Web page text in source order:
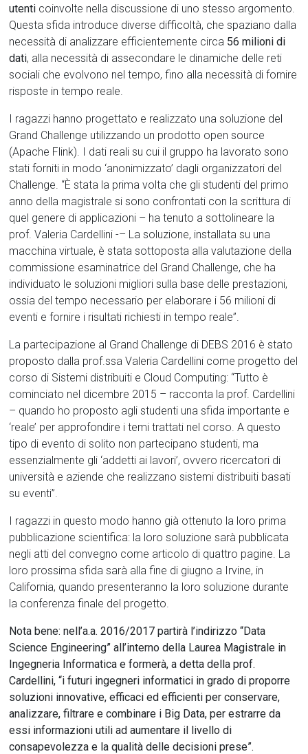
utenti coinvolte nella discussione di uno stesso argomento.
Questa sfida introduce diverse difficoltà, che spaziano dalla
necessità di analizzare efficientemente circa 56 milioni di
dati, alla necessità di assecondare le dinamiche delle reti
sociali che evolvono nel tempo, fino alla necessità di fornire
risposte in tempo reale.
I ragazzi hanno progettato e realizzato una soluzione del
Grand Challenge utilizzando un prodotto open source
(Apache Flink). I dati reali su cui il gruppo ha lavorato sono
stati forniti in modo ‘anonimizzato’ dagli organizzatori del
Challenge. “È stata la prima volta che gli studenti del primo
anno della magistrale si sono confrontati con la scrittura di
quel genere di applicazioni – ha tenuto a sottolineare la
prof. Valeria Cardellini -– La soluzione, installata su una
macchina virtuale, è stata sottoposta alla valutazione della
commissione esaminatrice del Grand Challenge, che ha
individuato le soluzioni migliori sulla base delle prestazioni,
ossia del tempo necessario per elaborare i 56 milioni di
eventi e fornire i risultati richiesti in tempo reale”.
La partecipazione al Grand Challenge di DEBS 2016 è stato
proposto dalla prof.ssa Valeria Cardellini come progetto del
corso di Sistemi distribuiti e Cloud Computing: “Tutto è
cominciato nel dicembre 2015 – racconta la prof. Cardellini
– quando ho proposto agli studenti una sfida importante e
‘reale’ per approfondire i temi trattati nel corso. A questo
tipo di evento di solito non partecipano studenti, ma
essenzialmente gli ‘addetti ai lavori’, ovvero ricercatori di
università e aziende che realizzano sistemi distribuiti basati
su eventi”.
I ragazzi in questo modo hanno già ottenuto la loro prima
pubblicazione scientifica: la loro soluzione sarà pubblicata
negli atti del convegno come articolo di quattro pagine. La
loro prossima sfida sarà alla fine di giugno a Irvine, in
California, quando presenteranno la loro soluzione durante
la conferenza finale del progetto.
Nota bene: nell’a.a. 2016/2017 partirà l’indirizzo “Data
Science Engineering” all’interno della Laurea Magistrale in
Ingegneria Informatica e formerà, a detta della prof.
Cardellini, “i futuri ingegneri informatici in grado di proporre
soluzioni innovative, efficaci ed efficienti per conservare,
analizzare, filtrare e combinare i Big Data, per estrarre da
essi informazioni utili ad aumentare il livello di
consapevolezza e la qualità delle decisioni prese”.